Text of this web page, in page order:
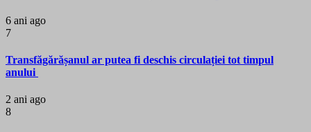
6 ani ago
7
Transfăgărășanul ar putea fi deschis circulației tot timpul
anului
2 ani ago
8